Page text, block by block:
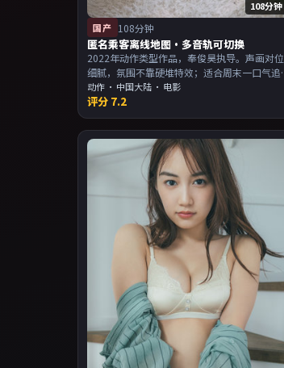
108分钟
国产 108分钟
匿名乘客离线地图·多音轨可切换
2022年动作类型作品，奉俊昊执导。声画对位
细腻，氛围不靠硬堆特效；适合周末一口气追
完。主演以演技派为主，适合喜欢强叙事与人
物关系的观众加入片单。
动作 · 中国大陆 · 电影
评分 7.2